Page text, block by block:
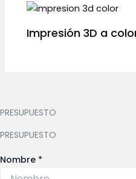
Impresión 3D a
PRESUPUESTO
PRESUPUESTO
Nombre *